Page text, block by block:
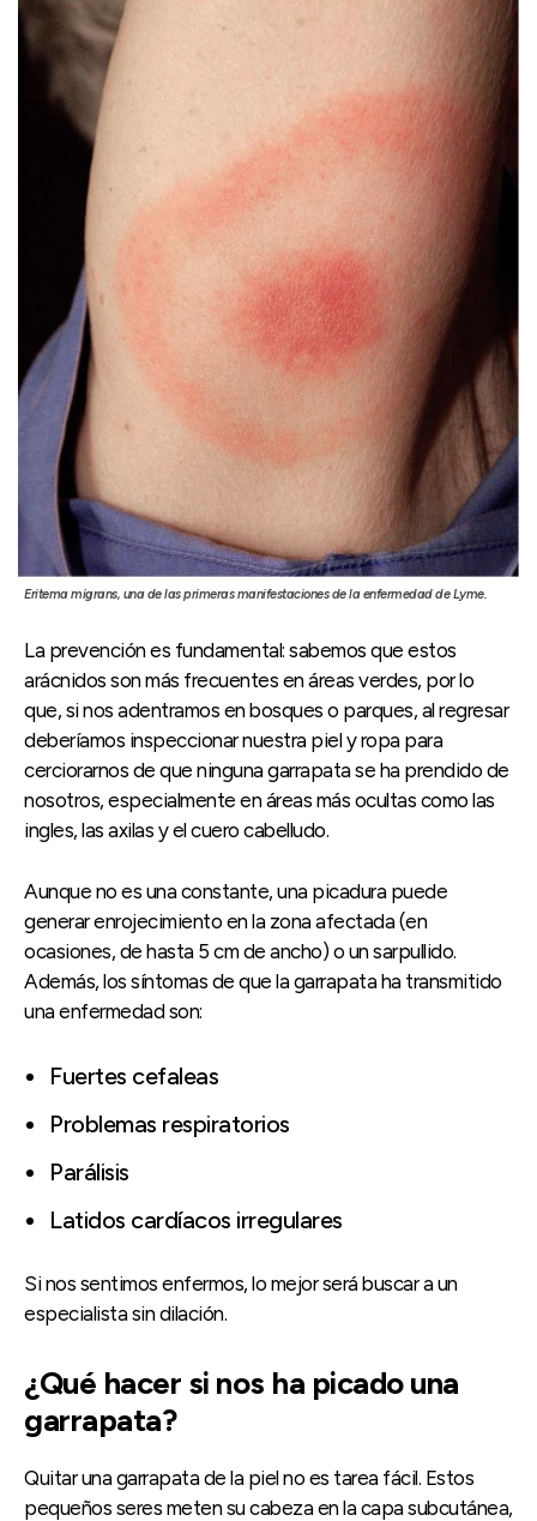
Eritema migrans, una de las primeras manifestaciones de la enfermedad de Lyme.
La prevención es fundamental: sabemos que estos
arácnidos son más frecuentes en áreas verdes, por lo
que, si nos adentramos en bosques o parques, al regresar
deberíamos inspeccionar nuestra piel y ropa para
cerciorarnos de que ninguna garrapata se ha prendido de
nosotros, especialmente en áreas más ocultas como las
ingles, las axilas y el cuero cabelludo.
Aunque no es una constante, una picadura puede
generar enrojecimiento en la zona afectada (en
ocasiones, de hasta 5 cm de ancho) o un sarpullido.
Además, los síntomas de que la garrapata ha transmitido
una enfermedad son:
Fuertes cefaleas
Problemas respiratorios
Parálisis
Latidos cardíacos irregulares
Si nos sentimos enfermos, lo mejor será buscar a un
especialista sin dilación.
¿Qué hacer si nos ha picado una
garrapata?
Quitar una garrapata de la piel no es tarea fácil. Estos
pequeños seres meten su cabeza en la capa subcutánea,